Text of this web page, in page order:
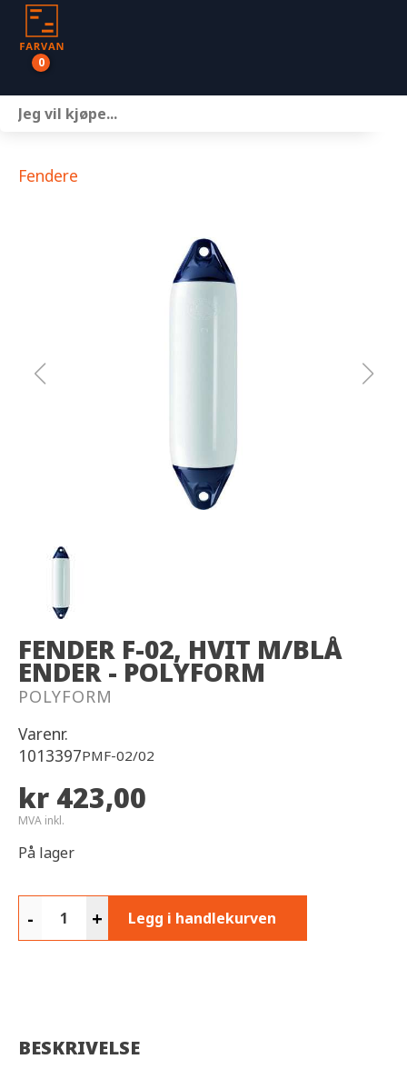
0
Fendere
FENDER F-02, HVIT M/BLÅ
ENDER - POLYFORM
POLYFORM
Varenr.
1013397PMF-02/02
kr 423,00
MVA inkl.
På lager
- + Legg i handlekurven
BESKRIVELSE